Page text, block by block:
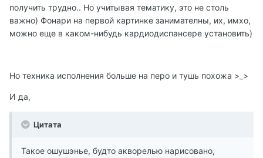
получить трудно.. Но учитывая тематику, это не столь
важно) Фонари на первой картинке занимателны, их, имхо,
можно еще в каком-нибудь кардиодиспансере установить)
Но техника исполнения больше на перо и тушь похожа >_>
И да,
Цитата
Такое ошушэнье, будто акворелью нарисовано,